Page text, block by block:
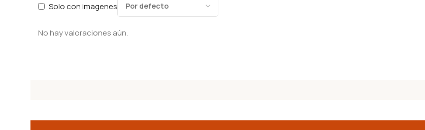
Solo con imagenes
No hay valoraciones aún.